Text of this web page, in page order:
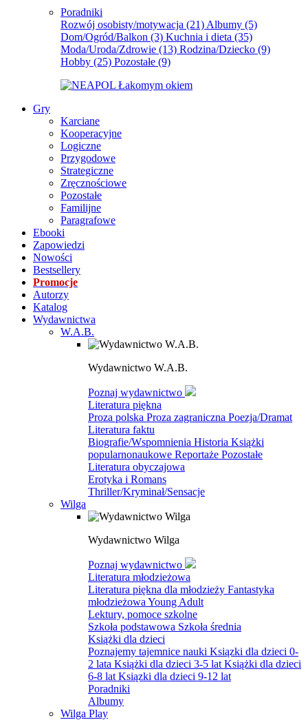
Poradniki
Rozwój osobisty/motywacja (21) Albumy (5)
Dom/Ogród/Balkon (3) Kuchnia i dieta (35)
Moda/Uroda/Zdrowie (13) Rodzina/Dziecko (9)
Hobby (25) Pozostałe (9)
Gry
Karciane
Kooperacyjne
Logiczne
Przygodowe
Strategiczne
Zręcznościowe
Pozostałe
Familijne
Paragrafowe
Ebooki
Zapowiedzi
Nowości
Bestsellery
Promocje
Autorzy
Katalog
Wydawnictwa
W.A.B.
Wydawnictwo W.A.B.
Poznaj wydawnictwo
Literatura piękna
Proza polska Proza zagraniczna Poezja/Dramat
Literatura faktu
Biografie/Wspomnienia Historia Książki
popularnonaukowe Reportaże Pozostałe
Literatura obyczajowa
Erotyka i Romans
Thriller/Kryminał/Sensacje
Wilga
Wydawnictwo Wilga
Poznaj wydawnictwo
Literatura młodzieżowa
Literatura piękna dla młodzieży Fantastyka
młodzieżowa Young Adult
Lektury, pomoce szkolne
Szkoła podstawowa Szkoła średnia
Książki dla dzieci
Poznajemy tajemnice nauki Ksiązki dla dzieci 0-
2 lata Książki dla dzieci 3-5 lat Książki dla dzieci
6-8 lat Ksiązki dla dzieci 9-12 lat
Poradniki
Albumy
Wilga Play